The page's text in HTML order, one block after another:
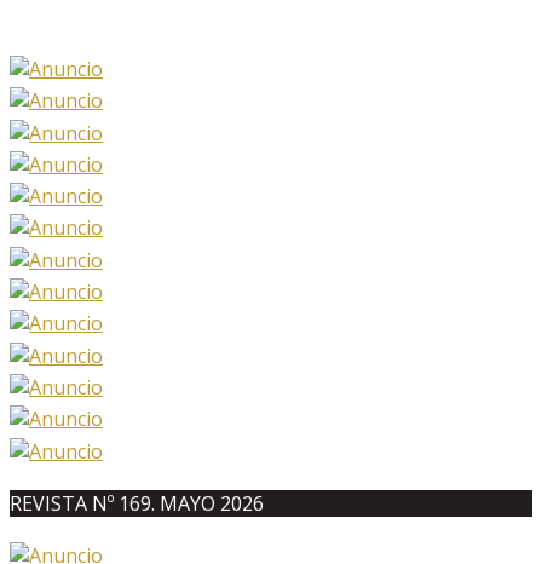
REVISTA Nº 169. MAYO 2026